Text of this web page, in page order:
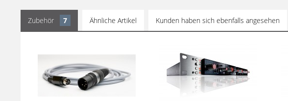
Zubehör 7 Ähnliche Artikel Kunden haben sich ebenfalls angesehen